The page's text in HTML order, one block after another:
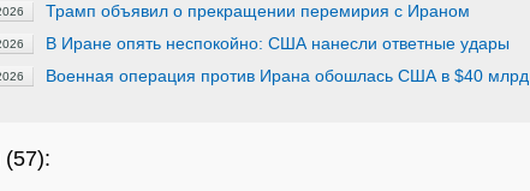
Трамп объявил о прекращении перемирия с Ираном
В Иране опять неспокойно: США нанесли ответные удары
Военная операция против Ирана обошлась США в $40 млрд
(57):